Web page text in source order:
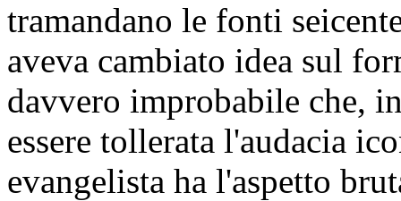
tramandano le fonti
aveva cambiato idea sul
davvero improbabile che,
essere tollerata l'audacia
evangelista ha l'aspetto